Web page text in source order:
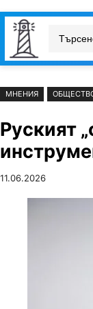
Към
съдържанието
Skip
cont
МНЕНИЯ
Руският
11.06.2026